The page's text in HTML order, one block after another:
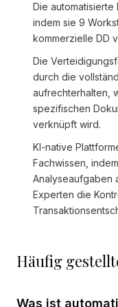
Die
indem sie 9
kommerzielle DD
Die
durch die
aufrechterhalten,
spezifischen
verknüpft wird.
KI-native
Fachwissen,
Analyseaufgaben
Experten die
Häufig
Was ist